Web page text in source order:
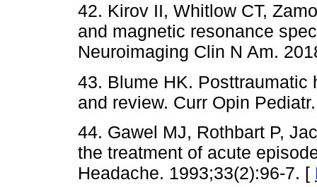
42. Kirov II, Whitlow CT,
and magnetic resonance
Neuroimaging Clin N Am.
43. Blume HK. Posttraumatic
and review. Curr Opin
44. Gawel MJ, Rothbart P,
the treatment of acute
Headache. 1993;33(2):96-7. [